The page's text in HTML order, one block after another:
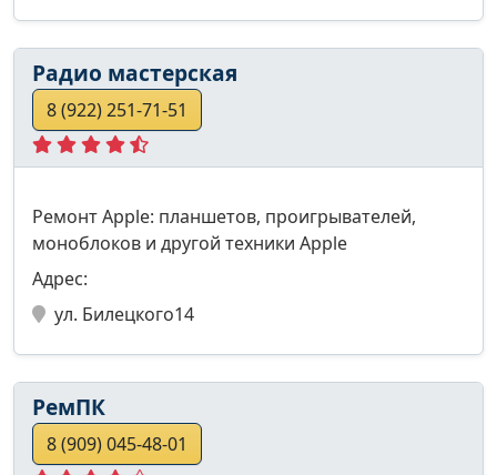
Радио мастерская
8 (922) 251-71-51
Ремонт Apple: планшетов, проигрывателей,
моноблоков и другой техники Apple
Адрес:
ул. Билецкого14
РемПК
8 (909) 045-48-01